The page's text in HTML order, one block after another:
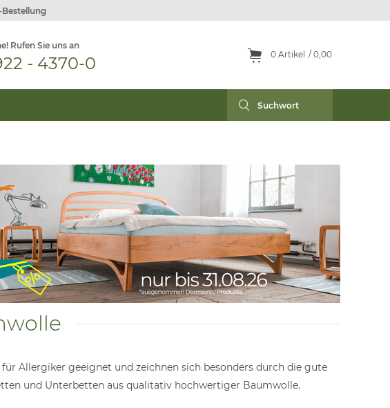
Rufen Sie uns an
- 4370-0 0 Artikel 0,00
Allergiker geeignet und zeichnen sich besonders durch die gute
und Unterbetten aus qualitativ hochwertiger Baumwolle.